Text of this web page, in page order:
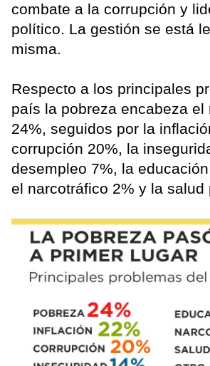
combate a la corrupción y
político. La gestión se está
misma.
Respecto a los principales
país la pobreza encabeza el
24%, seguidos por la
corrupción 20%, la
desempleo 7%, la
el narcotráfico 2% y la salud